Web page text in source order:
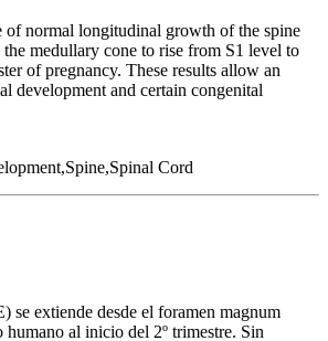
of normal longitudinal growth of the spine
the medullary cone to rise from S1 level to
of pregnancy. These results allow an
development and certain congenital
Cord
se extiende desde el foramen magnum
humano al inicio del 2º trimestre. Sin